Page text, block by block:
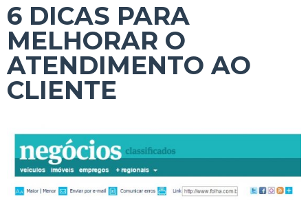
6 DICAS PARA
MELHORAR O
ATENDIMENTO AO
CLIENTE